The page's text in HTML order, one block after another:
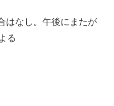
はなし。午後にまたが
る